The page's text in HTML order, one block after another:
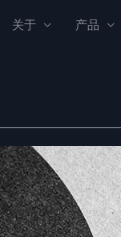
关于 产品